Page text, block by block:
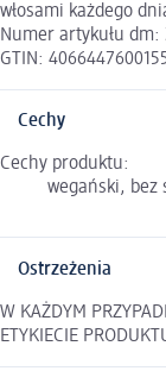
włosami każdego
Numer artykułu dm:
GTIN:
Cechy
Cechy produktu:
wegański, bez
Ostrzeżenia
W KAŻDYM
ETYKIECIE